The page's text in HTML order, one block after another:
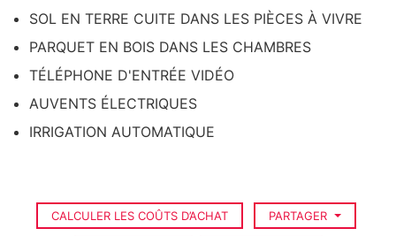
SOL EN TERRE CUITE DANS LES PIÈCES À VIVRE
PARQUET EN BOIS DANS LES CHAMBRES
TÉLÉPHONE D'ENTRÉE VIDÉO
AUVENTS ÉLECTRIQUES
IRRIGATION AUTOMATIQUE
CALCULER LES COÛTS D’ACHAT PARTAGER